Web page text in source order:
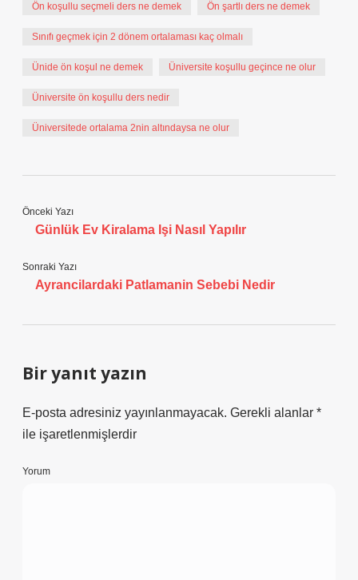
Ön koşullu seçmeli ders ne demek Ön şartlı ders ne demek
Sınıfı geçmek için 2 dönem ortalaması kaç olmalı
Ünide ön koşul ne demek Üniversite koşullu geçince ne olur
Üniversite ön koşullu ders nedir
Üniversitede ortalama 2nin altındaysa ne olur
Önceki Yazı
Günlük Ev Kiralama Işi Nasıl Yapılır
Sonraki Yazı
Ayrancilardaki Patlamanin Sebebi Nedir
Bir yanıt yazın
E-posta adresiniz yayınlanmayacak. Gerekli alanlar *
ile işaretlenmişlerdir
Yorum